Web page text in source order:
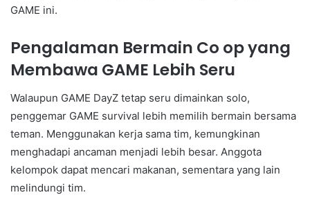
GAME ini.
Pengalaman Bermain Co op yang
Membawa GAME Lebih Seru
Walaupun GAME DayZ tetap seru dimainkan solo,
penggemar GAME survival lebih memilih bermain bersama
teman. Menggunakan kerja sama tim, kemungkinan
menghadapi ancaman menjadi lebih besar. Anggota
kelompok dapat mencari makanan, sementara yang lain
melindungi tim.